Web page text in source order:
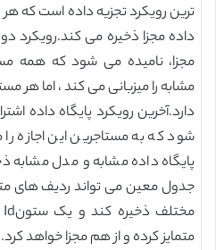
ترین رویکرد تجزیه داده است که هر
داده مجزا ذخیره می کند.رویکرد
مجزا، نامیده می شود که همه
مشابه را میزبانی می کند ، اما هر
دارد.آخرین رویکرد پایگاه داده
شود که به مستاجرین این اجازه
پایگاه داده مشابه و مدل مشابه
جدول معین می تواند ردیف های
متمایز کرده و از هم مجزا خواهد کرد.